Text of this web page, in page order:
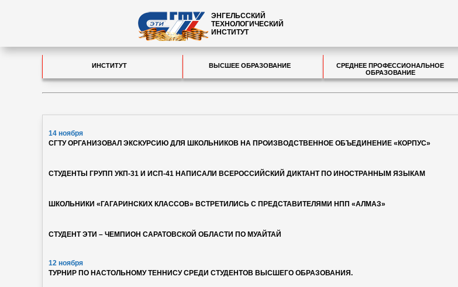
ЭНГЕЛЬССКИЙ
ТЕХНОЛОГИЧЕСКИЙ
ИНСТИТУТ
ИНСТИТУТ ВЫСШЕЕ ОБРАЗОВАНИЕ
СРЕДНЕЕ ПРОФЕССИОНАЛЬНОЕ
ОБРАЗОВАНИЕ
14 ноября
СГТУ ОРГАНИЗОВАЛ ЭКСКУРСИЮ ДЛЯ ШКОЛЬНИКОВ НА ПРОИЗВОДСТВЕННОЕ ОБЪЕДИНЕНИЕ «КОРПУС»
СТУДЕНТЫ ГРУПП УКП-31 И ИСП-41 НАПИСАЛИ ВСЕРОССИЙСКИЙ ДИКТАНТ ПО ИНОСТРАННЫМ ЯЗЫКАМ
ШКОЛЬНИКИ «ГАГАРИНСКИХ КЛАССОВ» ВСТРЕТИЛИСЬ С ПРЕДСТАВИТЕЛЯМИ НПП «АЛМАЗ»
СТУДЕНТ ЭТИ – ЧЕМПИОН САРАТОВСКОЙ ОБЛАСТИ ПО МУАЙТАЙ
12 ноября
ТУРНИР ПО НАСТОЛЬНОМУ ТЕННИСУ СРЕДИ СТУДЕНТОВ ВЫСШЕГО ОБРАЗОВАНИЯ.